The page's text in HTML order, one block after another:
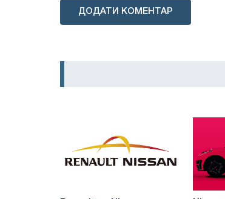
ДОДАТИ КОМЕНТАР
Renault
Nissan